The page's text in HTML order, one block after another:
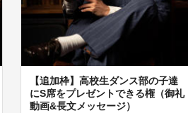
【追加枠】高校生ダンス部の子達
にS席をプレゼントできる権（御礼
動画&長文メッセージ）